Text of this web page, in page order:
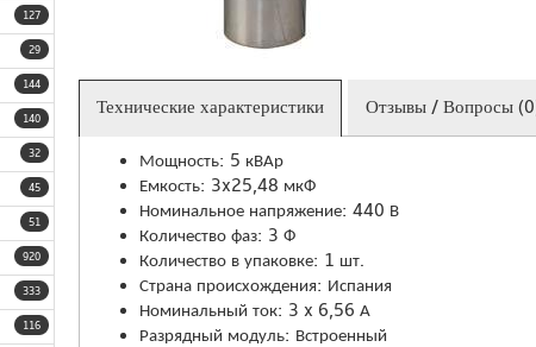
127
29
144
140
32
45
51
920
333
116
Технические характеристики Отзывы / Вопросы
Мощность: 5 кВАр
Емкость: 3x25,48 мкФ
Номинальное напряжение: 440 В
Количество фаз: 3 Ф
Количество в упаковке: 1 шт.
Страна происхождения: Испания
Номинальный ток: 3 x 6,56 А
Разрядный модуль: Встроенный